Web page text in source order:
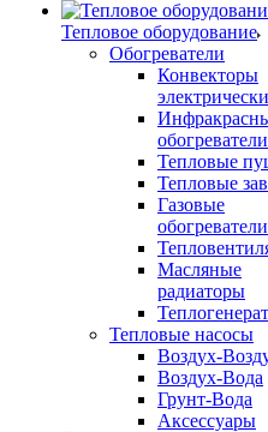
Тепловое оборудование
Обогреватели
Конвекторы
обогреватели
Тепловые
Тепловые
Газовые
обогреватели
Масляные
радиаторы
Тепловые насосы
Воздух-
Воздух-Вода
Грунт-Вода
Аксессуары